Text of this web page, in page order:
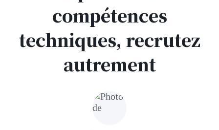
compétences
techniques, recrutez
autrement